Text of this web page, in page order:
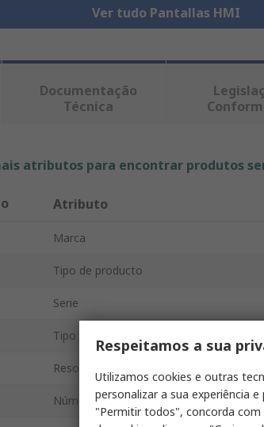
Ver tudo Pantallas HMI
Documentação
Técnica
atributos para encontrar produtos
Atributo
Marca
Tipo de producto
Serie
Tipo de pantalla
Resolución de la pantalla
Número de puertos
Respeitamos a sua
Utilizamos cookies e outras
personalizar a sua experiência
"Permitir todos", concorda com